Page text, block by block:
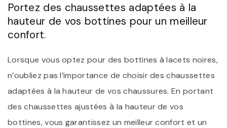
Portez des chaussettes adaptées à la
hauteur de vos bottines pour un meilleur
confort.
Lorsque vous optez pour des bottines à lacets noires,
n’oubliez pas l’importance de choisir des chaussettes
adaptées à la hauteur de vos chaussures. En portant
des chaussettes ajustées à la hauteur de vos
bottines, vous garantissez un meilleur confort et un